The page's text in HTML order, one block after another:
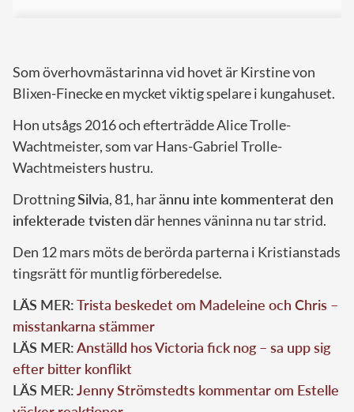
Som överhovmästarinna vid hovet är Kirstine von
Blixen-Finecke en mycket viktig spelare i kungahuset.
Hon utsågs 2016 och efterträdde Alice Trolle-
Wachtmeister, som var Hans-Gabriel Trolle-
Wachtmeisters hustru.
DrottningSilvia, 81, harännu inte kommenterat den
infekterade tvistendär hennes väninna nu tar strid.
Den 12 mars möts de berörda parterna i Kristianstads
tingsrätt för muntlig förberedelse.
LÄS MER:Trista beskedet om Madeleine och Chris –
misstankarna stämmer
LÄS MER:Anställd hos Victoria fick nog – sa upp sig
efter bitter konflikt
LÄS MER:Jenny Strömstedts kommentar om Estelle